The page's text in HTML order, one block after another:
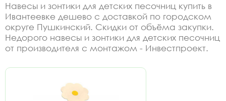
Навесы и зонтики для детских песочниц купить в
Ивантеевке дешево с доставкой по городском
округе Пушкинский. Скидки от объёма закупки.
Недорого навесы и зонтики для детских песочниц
от производителя с монтажом - Инвестпроект.